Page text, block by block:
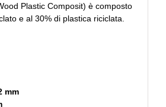
Plastic Composit) è composto
e al 30% di plastica riciclata.
mm